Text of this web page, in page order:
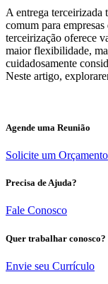
A entrega terceirizada
comum para
terceirização oferece
maior flexibilidade,
cuidadosamente
Neste artigo,
Agende uma Reunião
Solicite um Orçamento
Precisa de Ajuda?
Fale Conosco
Quer trabalhar conosco?
Envie seu Currículo